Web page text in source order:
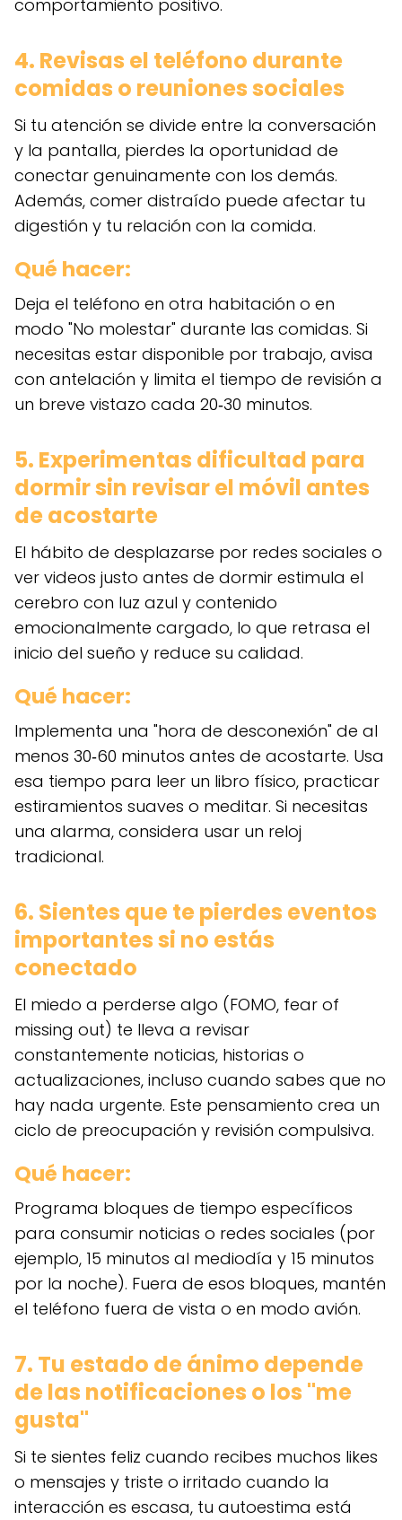
comportamiento positivo.
4. Revisas el teléfono durante
comidas o reuniones sociales
Si tu atención se divide entre la conversación
y la pantalla, pierdes la oportunidad de
conectar genuinamente con los demás.
Además, comer distraído puede afectar tu
digestión y tu relación con la comida.
Qué hacer:
Deja el teléfono en otra habitación o en
modo "No molestar" durante las comidas. Si
necesitas estar disponible por trabajo, avisa
con antelación y limita el tiempo de revisión a
un breve vistazo cada 20‑30 minutos.
5. Experimentas dificultad para
dormir sin revisar el móvil antes
de acostarte
El hábito de desplazarse por redes sociales o
ver videos justo antes de dormir estimula el
cerebro con luz azul y contenido
emocionalmente cargado, lo que retrasa el
inicio del sueño y reduce su calidad.
Qué hacer:
Implementa una "hora de desconexión" de al
menos 30‑60 minutos antes de acostarte. Usa
esa tiempo para leer un libro físico, practicar
estiramientos suaves o meditar. Si necesitas
una alarma, considera usar un reloj
tradicional.
6. Sientes que te pierdes eventos
importantes si no estás
conectado
El miedo a perderse algo (FOMO, fear of
missing out) te lleva a revisar
constantemente noticias, historias o
actualizaciones, incluso cuando sabes que no
hay nada urgente. Este pensamiento crea un
ciclo de preocupación y revisión compulsiva.
Qué hacer:
Programa bloques de tiempo específicos
para consumir noticias o redes sociales (por
ejemplo, 15 minutos al mediodía y 15 minutos
por la noche). Fuera de esos bloques, mantén
el teléfono fuera de vista o en modo avión.
7. Tu estado de ánimo depende
de las notificaciones o los "me
gusta"
Si te sientes feliz cuando recibes muchos likes
o mensajes y triste o irritado cuando la
interacción es escasa, tu autoestima está